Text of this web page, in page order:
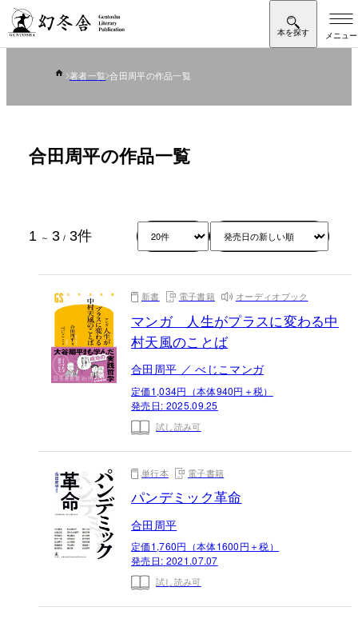
著者一覧 合田周平の作品一覧
合田周平の作品一覧
1 ～ 3 / 3件
新書 電子書籍 オーディオブック
マンガ 人生がプラスに変わる中
村天風のことば
合田周平 ／ べじこマンガ
定価1,034円（本体940円＋税）
発売日: 2025.09.25
試し読み可
単行本 電子書籍
パンデミック革命
合田周平
定価1,760円（本体1600円＋税）
発売日: 2021.07.07
試し読み可